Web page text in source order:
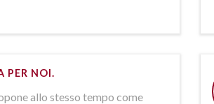
PER NOI.
allo stesso tempo come